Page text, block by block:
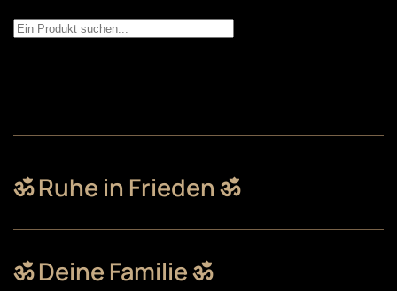
ॐ Ruhe in Frieden ॐ
ॐ Deine Familie ॐ